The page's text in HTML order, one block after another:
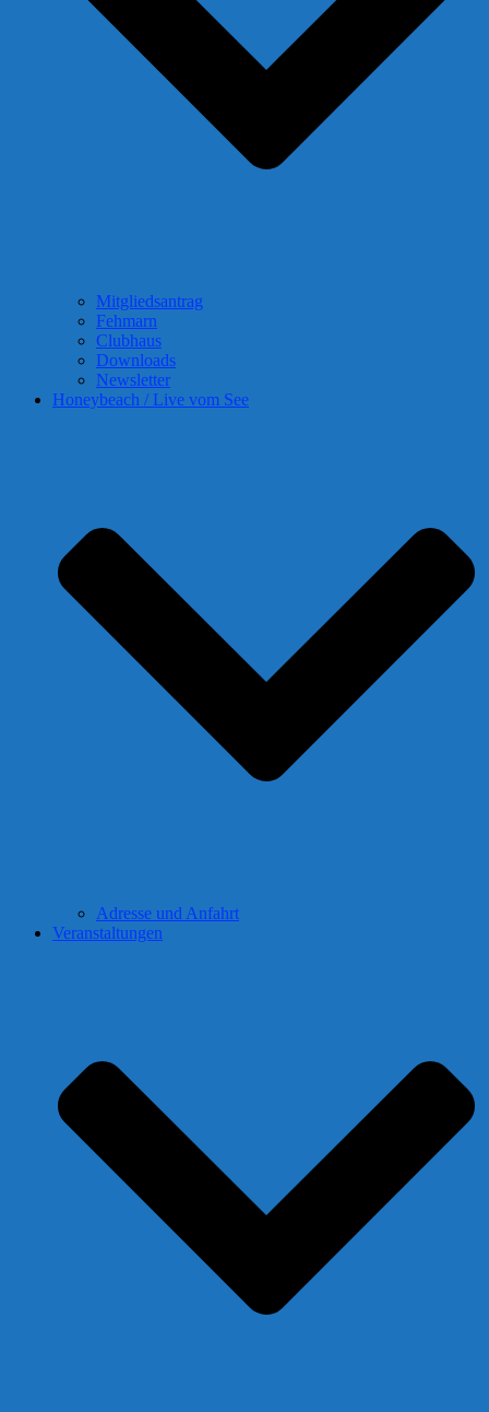
Mitgliedsantrag
Fehmarn
Clubhaus
Downloads
Newsletter
Honeybeach / Live vom See
Adresse und Anfahrt
Veranstaltungen